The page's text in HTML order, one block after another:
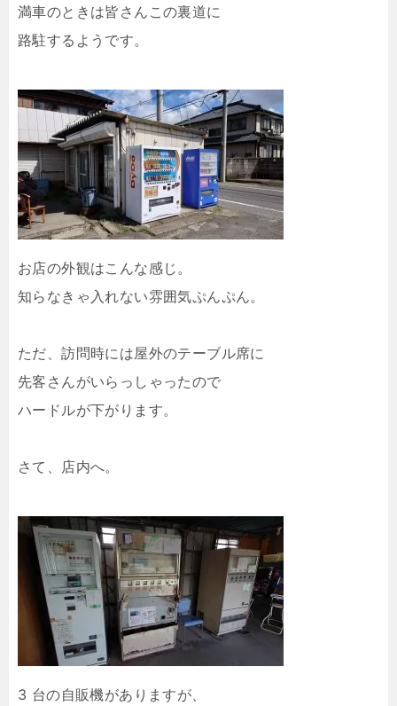
満車のときは皆さんこの裏道に
路駐するようです。
お店の外観はこんな感じ。
知らなきゃ入れない雰囲気ぷんぷん。
ただ、訪問時には屋外のテーブル席に
先客さんがいらっしゃったので
ハードルが下がります。
さて、店内へ。
3 台の自販機がありますが、